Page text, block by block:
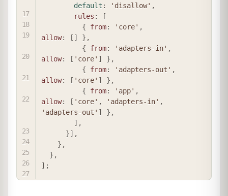
default : 'disallow' ,
rules :
[
{
from: 'core' ,
allow: [ ] } ,
{
from: 'adapters-in' ,
allow: [ 'core' ] } ,
{
from: 'adapters-out' ,
allow: [ 'core' ] } ,
{
from: 'app' ,
allow: [ 'core' , 'adapters-in' ,
'adapters-out' ] } ,
] ,
}] ,
} ,
} ,
] ;